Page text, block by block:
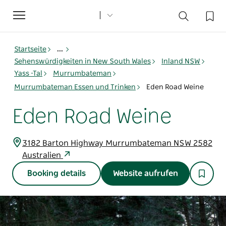
Toggle
navigation
Startseite
...
Sehenswürdigkeiten in New South Wales
Inland NSW
Yass -Tal
Murrumbateman
Murrumbateman Essen und Trinken
Eden Road Weine
Eden Road Weine
3182 Barton Highway Murrumbateman NSW 2582
Australien
Booking details Website aufrufen